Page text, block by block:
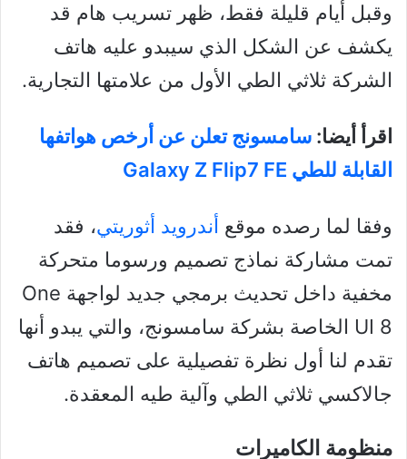
وقبل أيام قليلة فقط، ظهر تسريب هام قد
يكشف عن الشكل الذي سيبدو عليه هاتف
الشركة ثلاثي الطي الأول من علامتها التجارية.
اقرأ أيضا: سامسونج تعلن عن أرخص هواتفها
القابلة للطي Galaxy Z Flip7 FE
وفقا لما رصده موقع أندرويد أثوريتي، فقد
تمت مشاركة نماذج تصميم ورسوما متحركة
مخفية داخل تحديث برمجي جديد لواجهة One
UI 8 الخاصة بشركة سامسونج، والتي يبدو أنها
تقدم لنا أول نظرة تفصيلية على تصميم هاتف
جالاكسي ثلاثي الطي وآلية طيه المعقدة.
منظومة الكاميرات